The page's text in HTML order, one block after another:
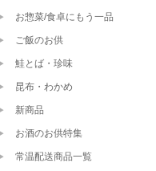
お惣菜/食卓にもう一品
ご飯のお供
鮭とば・珍味
昆布・わかめ
新商品
お酒のお供特集
常温配送商品一覧